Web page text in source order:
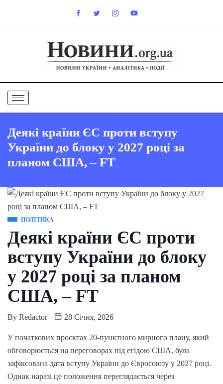
Деякі країни ЄС проти вступу
України до блоку у 2027 році за
планом США, – FT
ПОЛІТИКА
Деякі країни ЄС проти
вступу України до блоку
у 2027 році за планом
США, – FT
By Redactor 28 Січня, 2026
У початкових проєктах 20-пунктного мирного плану, який
обговорюється на переговорах під егідою США, була
зафіксована дата вступу України до Євросоюзу у 2027 році.
Однак наразі це положення переглядається через